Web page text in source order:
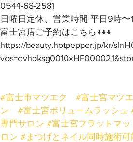
0544-68-2581
日曜日定休、営業時間 平日9時
富士宮店ご予約はこちら↓↓↓
https://beauty.hotpepper.jp/kr/
#富士市マツエク #富士宮マツ
ン
#富士宮ボリュームラッシュ
専門サロン #富士宮フラットマッ
ロン #まつげとネイル同時施術可